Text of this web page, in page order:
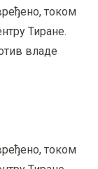
током
Тиране.
владе
током